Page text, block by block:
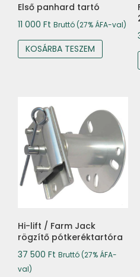
Első panhard tartó
11 000 Ft Bruttó (27% ÁFA-val)
KOSÁRBA TESZEM
Hi-lift / Farm Jack
rögzítő pótkeréktartóra
37 500 Ft Bruttó (27% ÁFA-
val)